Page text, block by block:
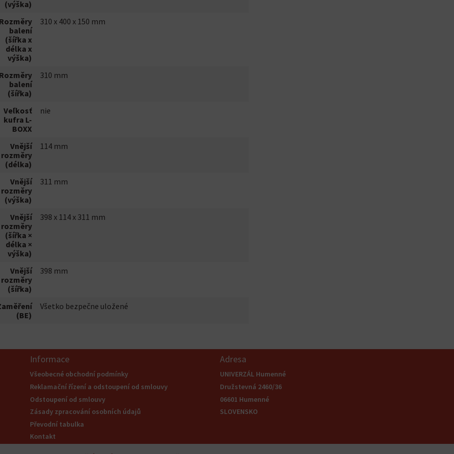
(výška)
balení
(šířka x
délka x
výška)
310 x 400 x 150 mm
balení
(šířka)
310 mm
Veľkosť
kufra L-
BOXX
nie
Vnější
rozměry
(délka)
114 mm
Vnější
rozměry
(výška)
311 mm
Vnější
rozměry
(šířka ×
délka ×
výška)
398 x 114 x 311 mm
Vnější
rozměry
(šířka)
398 mm
(BE)
Všetko bezpečne uložené
Informace
Všeobecné obchodní podmínky
Reklamační řízení a odstoupení od smlouvy
Odstoupení od smlouvy
Zásady zpracování osobních údajů
Převodní tabulka
Kontakt
Adresa
UNIVERZÁL Humenné
Družstevná 2460/36
06601 Humenné
SLOVENSKO